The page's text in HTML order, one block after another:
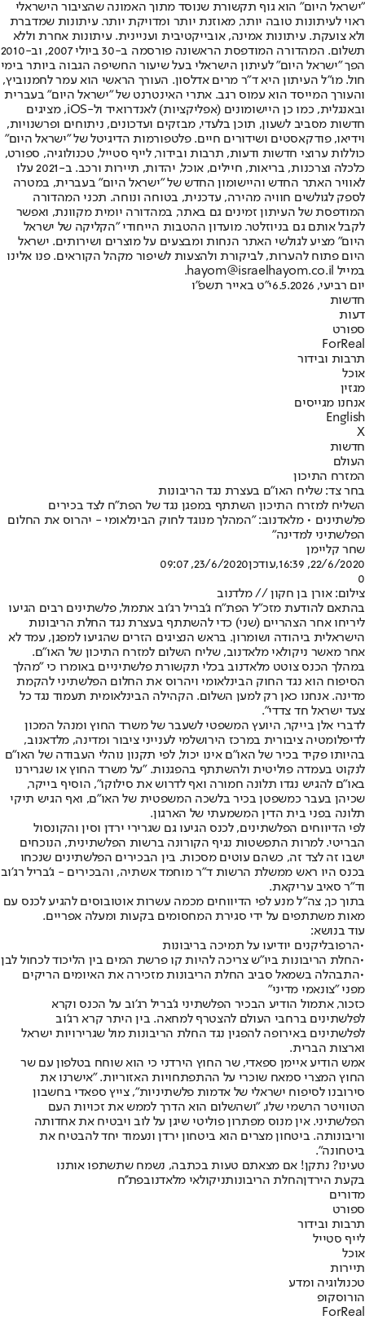
"ישראל היום" הוא גוף תקשורת שנוסד מתוך האמונה שהציבור הישראלי
ראוי לעיתונות טובה יותר, מאוזנת יותר ומדויקת יותר. עיתונות שמדברת
ולא צועקת. עיתונות אמינה, אובייקטיבית ועניינית. עיתונות אחרת וללא
תשלום. המהדורה המודפסת הראשונה פורסמה ב-30 ביולי 2007, וב-2010
הפך "ישראל היום" לעיתון הישראלי בעל שיעור החשיפה הגבוה ביותר בימי
חול. מו"ל העיתון היא ד"ר מרים אדלסון. העורך הראשי הוא עמר לחמנוביץ,
והעורך המייסד הוא עמוס רגב. אתרי האינטרנט של "ישראל היום" בעברית
ובאנגלית, כמו כן היישומונים (אפליקציות) לאנדרואיד ול-iOS, מציגים
חדשות מסביב לשעון, תוכן בלעדי, מבזקים ועדכונים, ניתוחים ופרשנויות,
וידיאו, פודקאסטים ושידורים חיים. פלטפורמות הדיגיטל של "ישראל היום"
כוללות ערוצי חדשות ודעות, תרבות ובידור, לייף סטייל, טכנולוגיה, ספורט,
כלכלה וצרכנות, בריאות, חיילים, אוכל, יהדות, תיירות ורכב. ב-2021 עלו
לאוויר האתר החדש והיישומון החדש של "ישראל היום" בעברית, במטרה
לספק לגולשים חוויה מהירה, עדכנית, בטוחה ונוחה. תכני המהדורה
המודפסת של העיתון זמינים גם באתר, במהדורה יומית מקוונת, ואפשר
לקבל אותם גם בניוזלטר. מועדון ההטבות הייחודי "הקליקה של ישראל
היום" מציע לגולשי האתר הנחות ומבצעים על מוצרים ושירותים. ישראל
היום פתוח להערות, לביקורת ולהצעות לשיפור מקהל הקוראים. פנו אלינו
במייל hayom@israelhayom.co.il.
יום רביעי, 6.5.2026
י"ט באייר תשפ"ו
חדשות
דעות
ספורט
ForReal
תרבות ובידור
אוכל
מגזין
אנחנו מגייסים
English
X
חדשות
העולם
המזרח התיכון
בחר צד: שליח האו"ם בעצרת נגד הריבונות
השליח למזרח התיכון השתתף במפגן נגד של הפת"ח לצד בכירים
פלשתינים • מלאדנוב: "המהלך מנוגד לחוק הבינלאומי - יהרוס את החלום
הפלשתיני למדינה"
שחר קליימן
22/6/2020, 16:39
,עודכן23/6/2020, 09:07
0
צילום: אורן בן חקון // מלדנוב
בהתאם להודעת מזכ"ל הפת"ח ג'בריל רג'וב אתמול, פלשתינים רבים הגיעו
ליריחו אחר הצהריים (שני) כדי להשתתף בעצרת נגד החלת הריבונות
הישראלית ביהודה ושומרון. בראש הנציגים הזרים שהגיעו למפגן, עמד לא
אחר מאשר ניקולאי מלאדנוב, שליח השלום למזרח התיכון של האו"ם.
במהלך הכנס צוטט מלאדנוב בכלי תקשורת פלשתיניים באומרו כי "מהלך
הסיפוח הוא נגד החוק הבינלאומי ויהרוס את החלום הפלשתיני להקמת
מדינה. אנחנו כאן רק למען השלום. הקהילה הבינלאומית תעמוד נגד כל
צעד ישראל חד צדדי".
לדברי אלן בייקר, היועץ המשפטי לשעבר של משרד החוץ ומנהל המכון
לדיפלומטיה ציבורית במרכז הירושלמי לענייני ציבור ומדינה, מלדאנוב,
בהיותו פקיד בכיר של האו״ם אינו יכול, לפי תקנון נוהלי העבודה של האו"ם
לנקוט בעמדה פוליטית ולהשתתף בהפגנות. "על משרד החוץ או שגרירנו
באו״ם להגיש נגדו תלונה חמורה ואף לדרוש את סילוקו", הוסיף בייקר,
שכיהן בעבר כמשפטן בכיר בלשכה המשפטית של האו״ם, ואף הגיש תיקי
תלונה בפני בית הדין המשמעתי של הארגון.
לפי הדיווחים הפלשתינים, לכנס הגיעו גם שגרירי ירדן וסין והקונסול
הבריטי. למרות התפשטות נגיף הקורונה ברשות הפלשתינית, הנוכחים
ישבו זה לצד זה, כשהם עוטים מסכות. בין הבכירים הפלשתינים שנכחו
בכנס היו ראש ממשלת הרשות ד"ר מוחמד אשתיה, והבכירים - ג'בריל רג'וב
וד"ר סאיב עריקאת.
בתוך כך, צה"ל מנע לפי הדיווחים מכמה עשרות אוטובוסים להגיע לכנס עם
מאות משתתפים על ידי סגירת המחסומים בקעות ומעלה אפריים.
עוד בנושא:
•הרפובליקנים יודיעו על תמיכה בריבונות
•החלת הריבונות ביו"ש צריכה להיות קו פרשת המים בין הליכוד לכחול לבן
•התבהלה בשמאל סביב החלת הריבונות מזכירה את האיומים הריקים
מפני "צונאמי מדיני"
כזכור, אתמול הודיע הבכיר הפלשתיני ג'בריל רג'וב על הכנס וקרא
לפלשתינים ברחבי העולם להצטרף למחאה. בין היתר קרא רג'וב
לפלשתינים באירופה להפגין נגד החלת הריבונות מול שגרירויות ישראל
וארצות הברית.
אמש הודיע איימן ספאדי, שר החוץ הירדני כי הוא שוחח בטלפון עם שר
החוץ המצרי סמאח שוכרי על ההתפתחויות האזוריות. "אישרנו את
סירובנו לסיפוח ישראלי של אדמות פלשתיניות", צייץ ספאדי בחשבון
הטוויטר הרשמי שלו, "ושהשלום הוא הדרך לממש את זכויות העם
הפלשתיני. אין מנוס מפתרון פוליטי שיגן על לוב ויבטיח את אחדותה
וריבונותה. ביטחון מצרים הוא ביטחון ירדן ונעמוד יחד להבטיח את
ביטחונה".
טעינו? נתקן! אם מצאתם טעות בכתבה, נשמח שתשתפו אותנו
בקעת הירדןהחלת הריבונותניקולאי מלאדנובפת''ח
מדורים
ספורט
תרבות ובידור
לייף סטייל
אוכל
תיירות
טכנולוגיה ומדע
הורוסקופ
ForReal